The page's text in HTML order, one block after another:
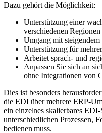
Dazu gehört die Möglichkeit:
Unterstützung einer
verschiedenen
Umgang mit
Unterstützung für
Arbeitet sprach- und
Anpassen Sie sich an
ohne Integrationen von
Dies ist besonders
die EDI über mehrere ERP-
ein einzelnes skalierbares
unterschiedlichen Prozessen,
bedienen muss.